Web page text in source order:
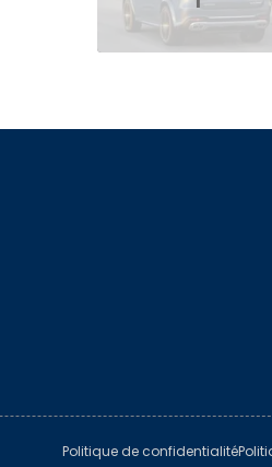
Politique de confidentialité